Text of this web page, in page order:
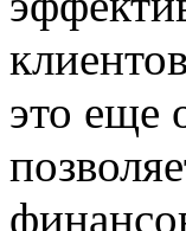
это еще